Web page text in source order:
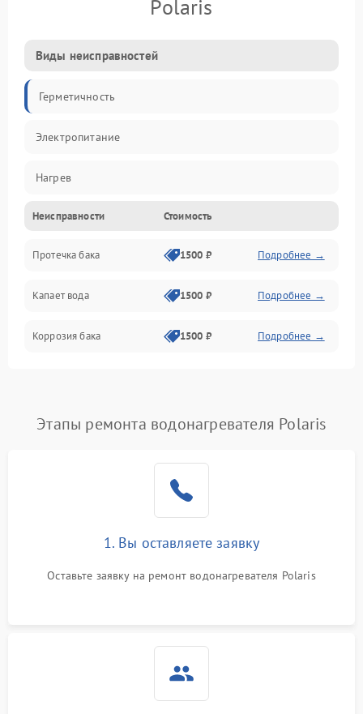
Polaris
Виды неисправностей
Герметичность
Электропитание
Нагрев
Датчики
Механика
Неисправности Стоимость
Протечка бака 1500 ₽ Подробнее →
Капает вода 1500 ₽ Подробнее →
Коррозия бака 1500 ₽ Подробнее →
Этапы ремонта водонагревателя Polaris
1. Вы оставляете заявку
Оставьте заявку на ремонт водонагревателя Polaris